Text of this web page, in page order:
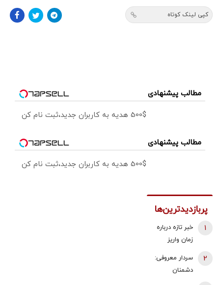
کپی لینک کوتاه
مطالب پیشنهادی
500$ هدیه به کاربران جدید،ثبت نام کن
مطالب پیشنهادی
500$ هدیه به کاربران جدید،ثبت نام کن
پربازدیدترین‌ها
خبر تازه درباره
زمان واریز
1
سردار معروفی:
دشمنان
2